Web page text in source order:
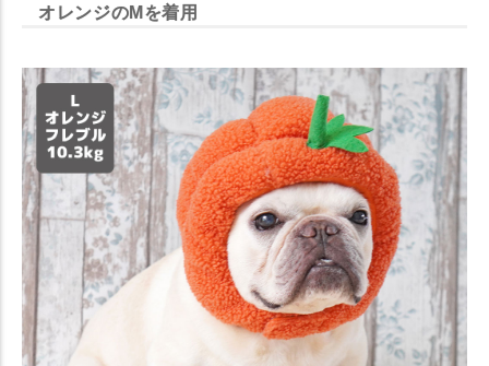
オレンジのMを着用